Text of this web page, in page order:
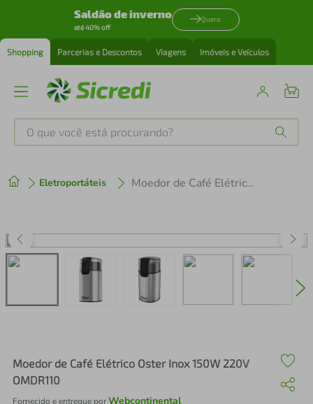
Saldão de inverno
até 40% off
Quero
Shopping Parcerias e Descontos Viagens Imóveis e Veículos
O que você está procurando?
Eletroportáteis Moedor de Café Elétrico Oster Inox 150W 220V OMDR110
Moedor de Café Elétrico Oster Inox 150W 220V
OMDR110
Fornecido e entregue porWebcontinental
2º cafeteira
perfume